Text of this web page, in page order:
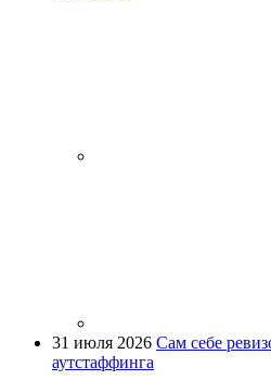
31 июля 2026 Сам себе
аутстаффинга